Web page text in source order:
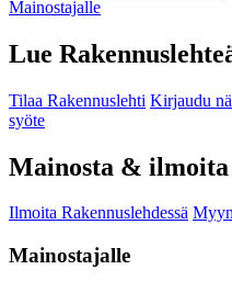
Mainostajalle
Lue
Tilaa Rakennuslehti Kirjaudu
syöte
Mainosta & ilmoita
Ilmoita Rakennuslehdessä
Mainostajalle